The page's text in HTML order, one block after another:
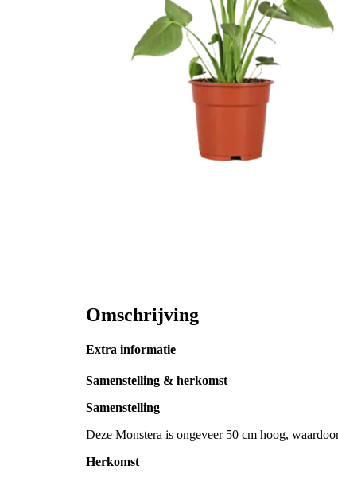
Omschrijving
Extra informatie
Samenstelling & herkomst
Samenstelling
Deze Monstera is ongeveer 50 cm hoog,
Herkomst